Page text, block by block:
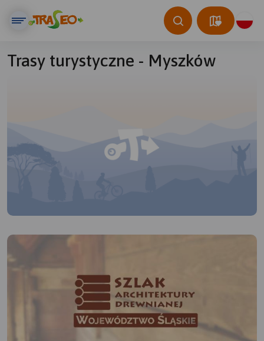
Trasy turystyczne - Myszków